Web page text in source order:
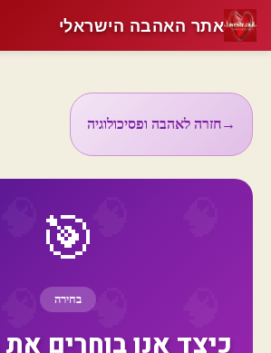
→חזרה לאהבה ופסיכולוגיה
🎯
בחירה
כיצד אנו בוחרים את
אתר האהבה הישראלי